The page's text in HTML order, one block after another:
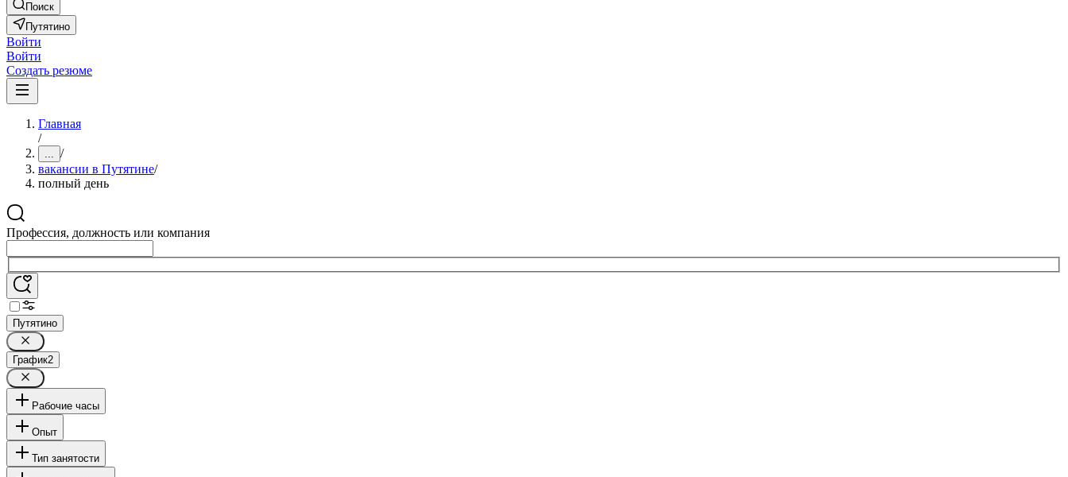
Поиск
Путятино
Войти
Войти
Создать резюме
Главная
/
... /
вакансии в Путятине/
полный день
Профессия, должность или компания
Путятино
График2
Рабочие часы
Опыт
Тип занятости